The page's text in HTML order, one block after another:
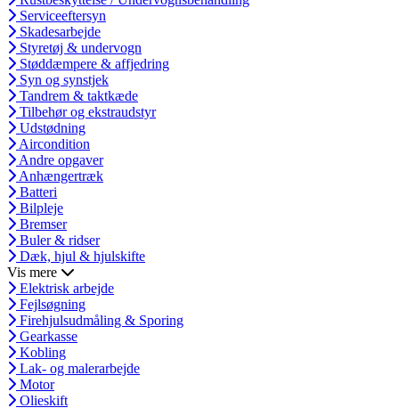
Serviceeftersyn
Skadesarbejde
Styretøj & undervogn
Støddæmpere & affjedring
Syn og synstjek
Tandrem & taktkæde
Tilbehør og ekstraudstyr
Udstødning
Aircondition
Andre opgaver
Anhængertræk
Batteri
Bilpleje
Bremser
Buler & ridser
Dæk, hjul & hjulskifte
Vis mere
Elektrisk arbejde
Fejlsøgning
Firehjulsudmåling & Sporing
Gearkasse
Kobling
Lak- og malerarbejde
Motor
Olieskift